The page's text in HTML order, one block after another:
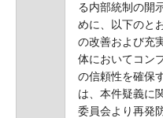
る内部統制の開
めに、以下のと
の改善および充
体においてコン
の信頼性を確保
は、本件疑義に
委員会より再発